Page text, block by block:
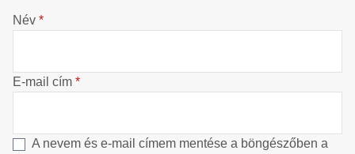
Név *
E-mail cím *
A nevem és e-mail címem mentése a böngészőben a